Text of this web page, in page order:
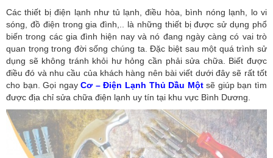
Các thiết bị điện lạnh như tủ lạnh, điều hòa, bình nóng lạnh, lo vi
sóng, đồ điện trong gia đình,.. là những thiết bị được sử dụng phổ
biến trong các gia đình hiện nay và nó đang ngày càng có vai trò
quan trọng trong đời sống chúng ta. Đặc biệt sau một quá trình sử
dụng sẽ không tránh khỏi hư hỏng cần phải sửa chữa. Biết được
điều đó và nhu cầu của khách hàng nên bài viết dưới đây sẽ rất tốt
cho bạn. Gọi ngayCơ – Điện Lạnh Thủ Dầu Một sẽ giúp bạn tìm
được địa chỉ sửa chữa điện lạnh uy tín tại khu vực Bình Dương.